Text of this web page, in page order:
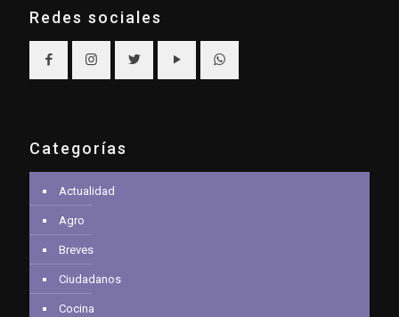
Redes sociales
Categorías
Actualidad
Agro
Breves
Ciudadanos
Cocina